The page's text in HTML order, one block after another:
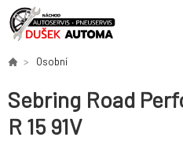
Osobní
Sebring Road
R 15 91V